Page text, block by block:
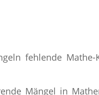
fehlende
Mängel in